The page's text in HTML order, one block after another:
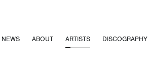
NEWS ABOUT ARTISTS DISCOGRAPHY